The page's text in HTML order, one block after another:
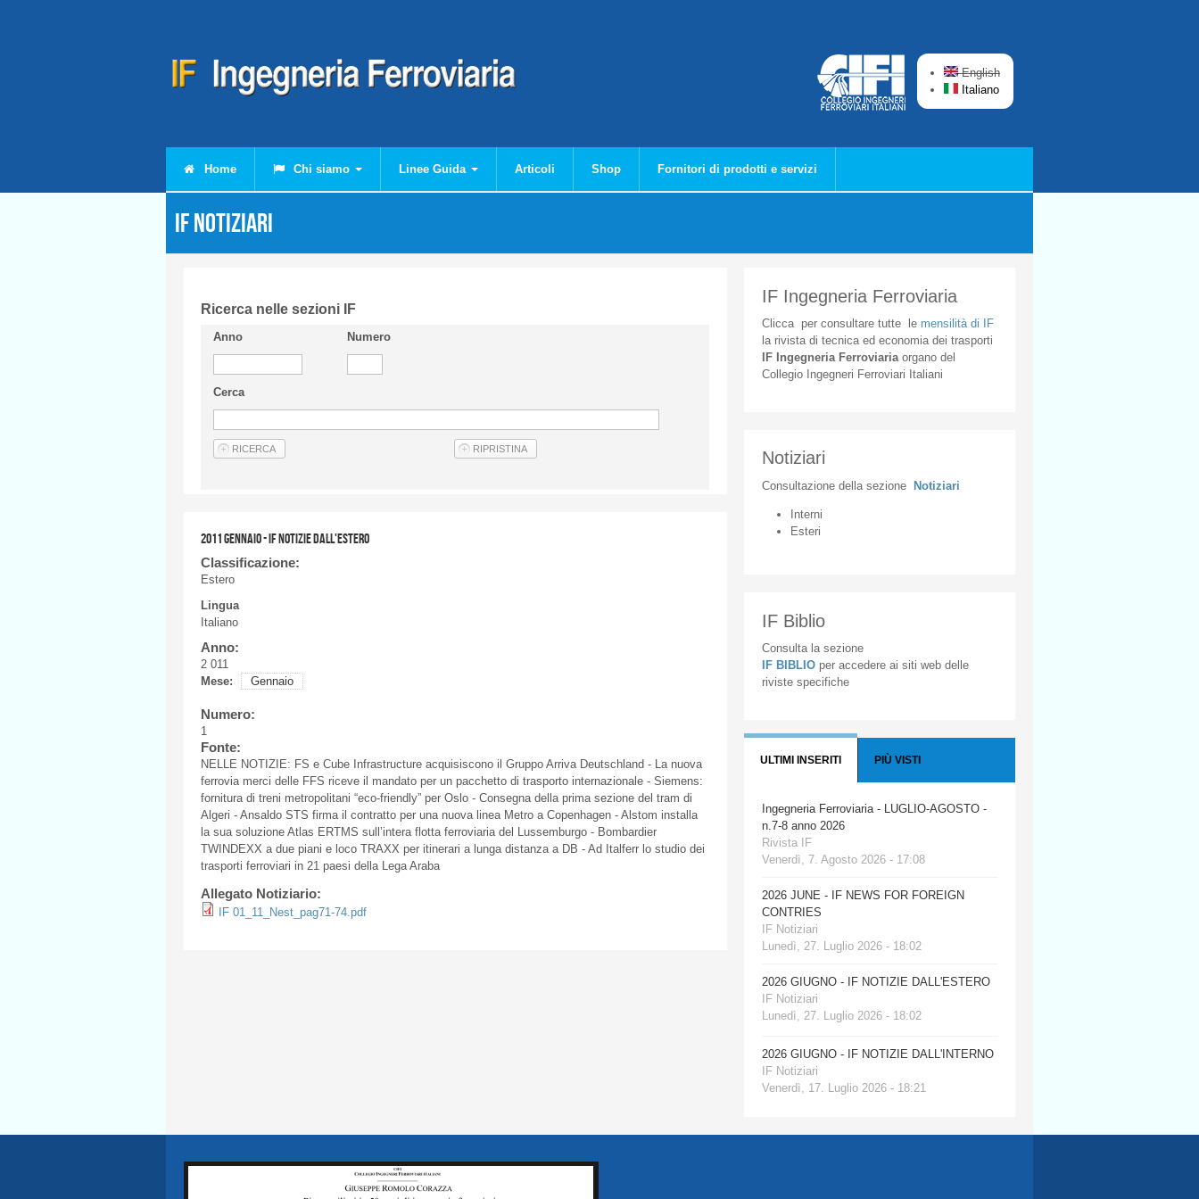
English
Italiano
Home Chi siamo Linee Guida Articoli Shop Fornitori di prodotti e servizi
IF Notiziari
Ricerca nelle sezioni IF
Anno Numero
Cerca
2011 GENNAIO - IF NOTIZIE DALL'ESTERO
Classificazione:
Estero
Lingua
Italiano
Anno:
2 011
Mese:
Gennaio
Numero:
1
Fonte:
NELLE NOTIZIE: FS e Cube Infrastructure acquisiscono il Gruppo Arriva Deutschland - La nuova
ferrovia merci delle FFS riceve il mandato per un pacchetto di trasporto internazionale - Siemens:
fornitura di treni metropolitani “eco-friendly” per Oslo - Consegna della prima sezione del tram di
Algeri - Ansaldo STS firma il contratto per una nuova linea Metro a Copenhagen - Alstom installa
la sua soluzione Atlas ERTMS sull’intera flotta ferroviaria del Lussemburgo - Bombardier
TWINDEXX a due piani e loco TRAXX per itinerari a lunga distanza a DB - Ad Italferr lo studio dei
trasporti ferroviari in 21 paesi della Lega Araba
Allegato Notiziario:
IF 01_11_Nest_pag71-74.pdf
IF Ingegneria Ferroviaria
Cliccaper consultare tuttele mensilità di IF
la rivista di tecnica ed economia dei trasporti
IF Ingegneria Ferroviaria organodel
Collegio
Ingegneri Ferroviari Italiani
Notiziari
Consultazione della sezione Notiziari
Interni
Esteri
IF Biblio
Consulta la sezione
IF BIBLIO per accedere ai siti web delle
riviste specifiche
ULTIMI INSERITI PIÙ VISTI
Ingegneria Ferroviaria - LUGLIO-AGOSTO -
n.7-8 anno 2026
Rivista IF
Venerdì, 7. Agosto 2026 - 17:08
2026 JUNE - IF NEWS FOR FOREIGN
CONTRIES
IF Notiziari
Lunedì, 27. Luglio 2026 - 18:02
2026 GIUGNO - IF NOTIZIE DALL'ESTERO
IF Notiziari
Lunedì, 27. Luglio 2026 - 18:02
2026 GIUGNO - IF NOTIZIE DALL'INTERNO
IF Notiziari
Venerdì, 17. Luglio 2026 - 18:21